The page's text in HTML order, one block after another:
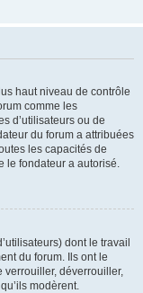
haut niveau de contrôle
comme les
d’utilisateurs ou de
du forum a attribuées
les capacités de
le fondateur a autorisé.
dont le travail
du forum. Ils ont le
verrouiller, déverrouiller,
modèrent.